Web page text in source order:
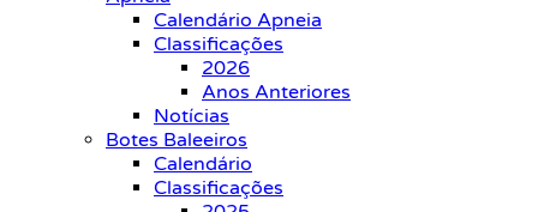
Calendário Apneia
Classificações
2026
Anos Anteriores
Notícias
Botes Baleeiros
Calendário
Classificações